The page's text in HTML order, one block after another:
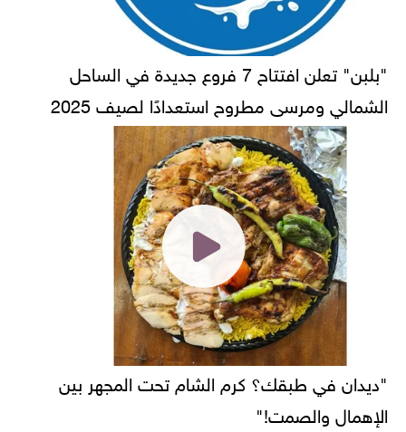
"بلبن" تعلن افتتاح 7 فروع جديدة في الساحل
الشمالي ومرسى مطروح استعدادًا لصيف 2025
"ديدان في طبقك؟ كرم الشام تحت المجهر بين
الإهمال والصمت!"